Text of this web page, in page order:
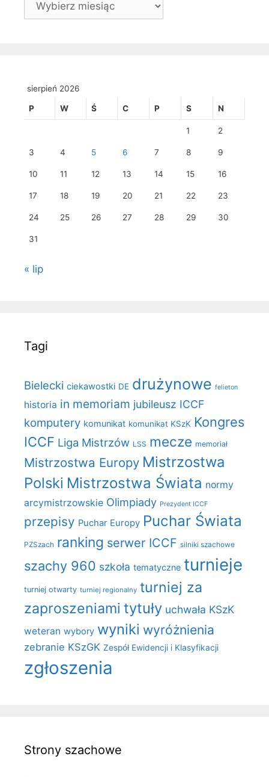
sierpień 2026
P W Ś C P S N
1 2
3 4 5 6 7 8 9
10 11 12 13 14 15 16
17 18 19 20 21 22 23
24 25 26 27 28 29 30
31
« lip
Tagi
Bielecki ciekawostki DE drużynowe felieton
historia in memoriam jubileusz ICCF
komputery komunikat komunikat KSzK Kongres
ICCF Liga Mistrzów LSS mecze memoriał
Mistrzostwa Europy Mistrzostwa
Polski Mistrzostwa Świata normy
arcymistrzowskie Olimpiady Prezydent ICCF
przepisy Puchar Europy Puchar Świata
PZSzach ranking serwer ICCF silniki szachowe
szachy 960 szkoła tematyczne turnieje
turniej otwarty turniej regionalny turniej za
zaproszeniami tytuły uchwała KSzK
weteran wybory wyniki wyróżnienia
zebranie KSzGK Zespół Ewidencji i Klasyfikacji
zgłoszenia
Strony szachowe